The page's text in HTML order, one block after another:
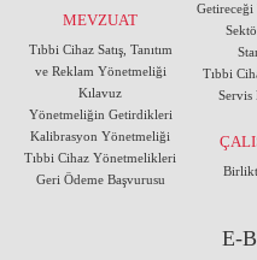
MEVZUAT
Tıbbi Cihaz Satış, Tanıtım
ve Reklam Yönetmeliği
Kılavuz
Yönetmeliğin Getirdikleri
Kalibrasyon Yönetmeliği
Tıbbi Cihaz Yönetmelikleri
Geri Ödeme Başvurusu
Tıbbi
Servis
E-